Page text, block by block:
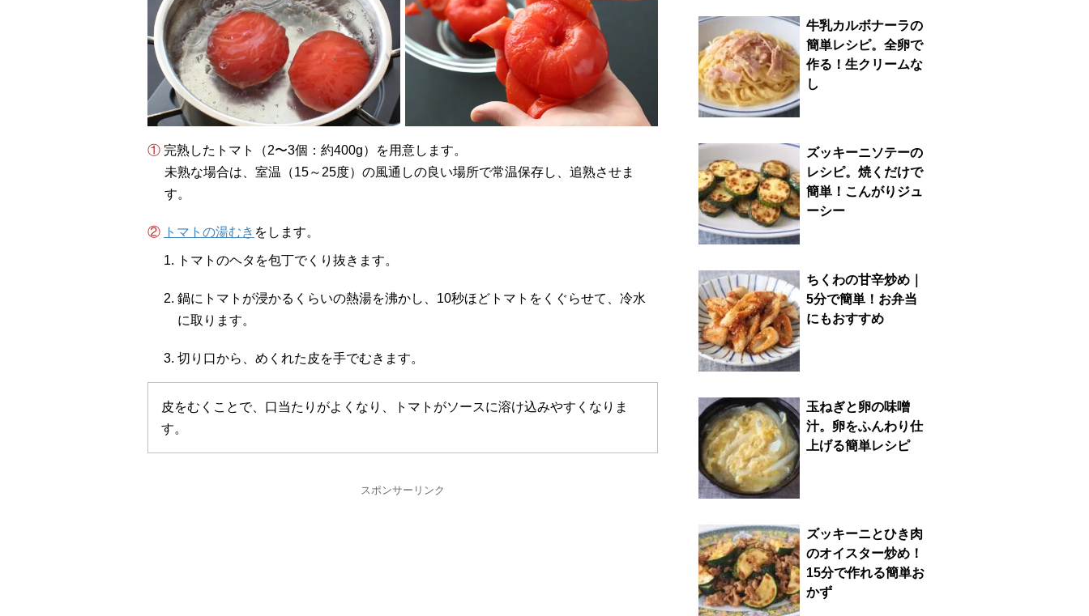
① 完熟したトマト（2〜3個：約400g）を用意します。
未熟な場合は、室温（15～25度）の風通しの良い場所で常温保存し、追熟させま
す。
トマトの湯むき をします。
トマトのヘタを包丁でくり抜きます。
鍋にトマトが浸かるくらいの熱湯を沸かし、10秒ほどトマトをくぐらせて、冷水
に取ります。
切り口から、めくれた皮を手でむきます。
皮をむくことで、口当たりがよくなり、トマトがソースに溶け込みやすくなりま
す。
スポンサーリンク
牛乳カルボナーラの
簡単レシピ。全卵で
作る！生クリームな
し
ズッキーニソテーの
レシピ。焼くだけで
簡単！こんがりジュ
ーシー
ちくわの甘辛炒め｜
5分で簡単！お弁当
にもおすすめ
玉ねぎと卵の味噌
汁。卵をふんわり仕
上げる簡単レシピ
ズッキーニとひき肉
のオイスター炒め！
15分で作れる簡単お
かず